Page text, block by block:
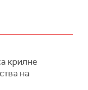
крилне
на